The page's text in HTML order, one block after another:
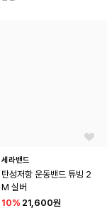
세라밴드
탄성저항 운동밴드 튜빙 2
M 실버
10% 21,600원